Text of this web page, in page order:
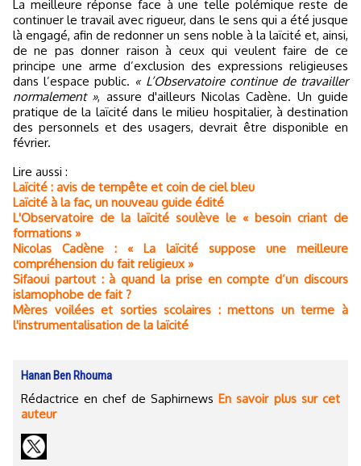
La meilleure réponse face à une telle polémique reste de
continuer le travail avec rigueur, dans le sens qui a été jusque
là engagé, afin de redonner un sens noble à la laïcité et, ainsi,
de ne pas donner raison à ceux qui veulent faire de ce
principe une arme d’exclusion des expressions religieuses
dans l’espace public. « L’Observatoire continue de travailler
normalement », assure d'ailleurs Nicolas Cadène. Un guide
pratique de la laïcité dans le milieu hospitalier, à destination
des personnels et des usagers, devrait être disponible en
février.
Lire aussi :
Laïcité : avis de tempête et coin de ciel bleu
Laïcité à la fac, un nouveau guide édité
L'Observatoire de la laïcité soulève le « besoin criant de
formations »
Nicolas Cadène : « La laïcité suppose une meilleure
compréhension du fait religieux »
Sifaoui partout : à quand la prise en compte d’un discours
islamophobe de fait ?
Mères voilées et sorties scolaires : mettons un terme à
l'instrumentalisation de la laïcité
Hanan Ben Rhouma
Rédactrice en chef de SaphirnewsEn savoir plus sur cet
auteur